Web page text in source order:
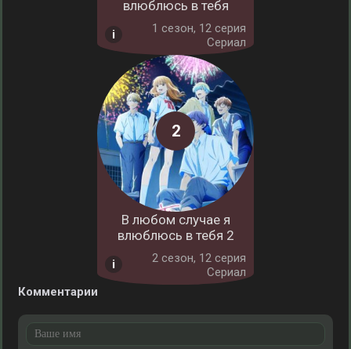
влюблюсь в тебя
1 cезон, 12 серия
Сериал
В любом случае я
влюблюсь в тебя 2
2 cезон, 12 серия
Сериал
Комментарии